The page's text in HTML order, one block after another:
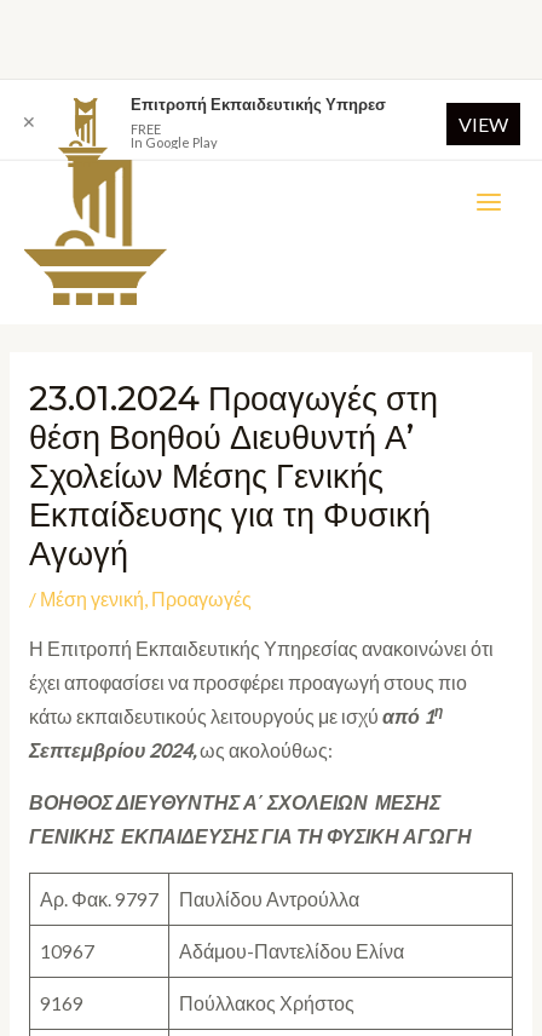
23.01.2024 Προαγωγές στη
θέση Βοηθού Διευθυντή Α’
Σχολείων Μέσης Γενικής
Εκπαίδευσης για τη Φυσική
Αγωγή
/ Μέση γενική, Προαγωγές
Η Επιτροπή Εκπαιδευτικής Υπηρεσίας ανακοινώνει ότι
έχει αποφασίσει να προσφέρει προαγωγή στους πιο
κάτω εκπαιδευτικούς λειτουργούς με ισχύ από 1η
Σεπτεμβρίου 2024,ως ακολούθως:
ΒΟΗΘΟΣ ΔΙΕΥΘΥΝΤΗΣ Α΄ ΣΧΟΛΕΙΩΝ ΜΕΣΗΣ
ΓΕΝΙΚΗΣ ΕΚΠΑΙΔΕΥΣΗΣ ΓΙΑ ΤΗ ΦΥΣΙΚΗ ΑΓΩΓΗ
Αρ. Φακ. 9797 Παυλίδου Αντρούλλα
10967 Αδάμου-Παντελίδου Ελίνα
9169 Πούλλακος Χρήστος
✕
Επιτροπή Εκπαιδευτικής Υπηρεσ
FREE
In Google Play
VIEW